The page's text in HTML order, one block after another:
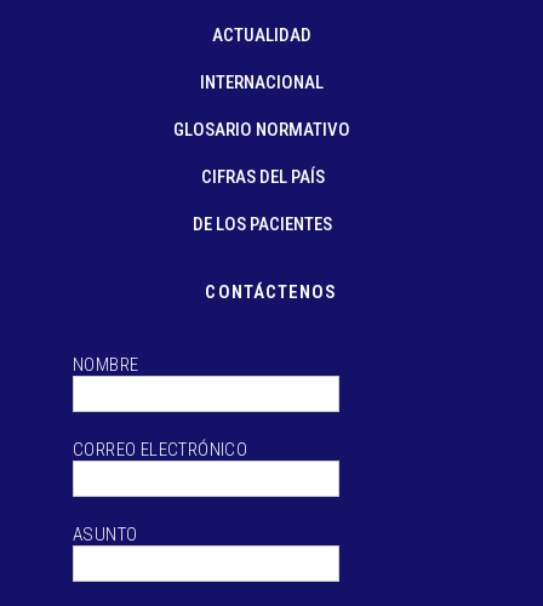
ACTUALIDAD
INTERNACIONAL
GLOSARIO NORMATIVO
CIFRAS DEL PAÍS
DE LOS PACIENTES
CONTÁCTENOS
NOMBRE
CORREO ELECTRÓNICO
ASUNTO